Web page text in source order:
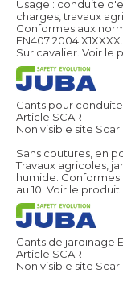
Usage : conduite
charges, travaux
Conformes aux
EN407:2004:X1XXXX.
Sur cavalier. Voir le
Gants pour
Article SCAR
Non visible site Scar
Sans coutures, en
Travaux agricoles,
humide. Conformes
au 10. Voir le produit
Gants de jardinage
Article SCAR
Non visible site Scar